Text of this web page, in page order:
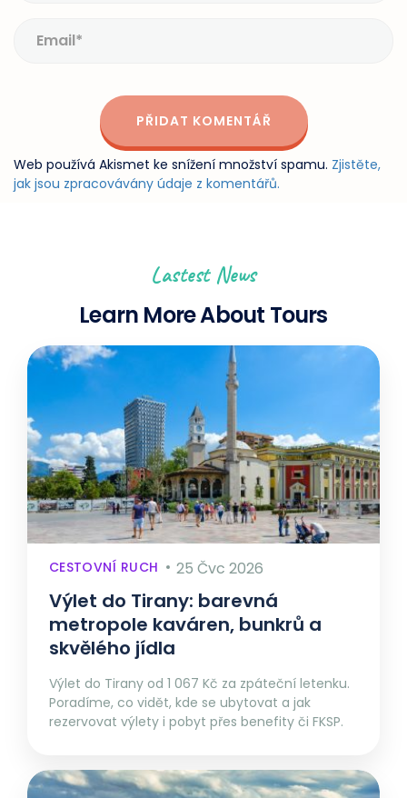
Web používá Akismet ke snížení množství spamu. Zjistěte,
jak jsou zpracovávány údaje z komentářů.
Lastest News
Learn More About Tours
CESTOVNÍ RUCH 25 Čvc 2026
Výlet do Tirany: barevná
metropole kaváren, bunkrů a
skvělého jídla
Výlet do Tirany od 1 067 Kč za zpáteční letenku.
Poradíme, co vidět, kde se ubytovat a jak
rezervovat výlety i pobyt přes benefity či FKSP.